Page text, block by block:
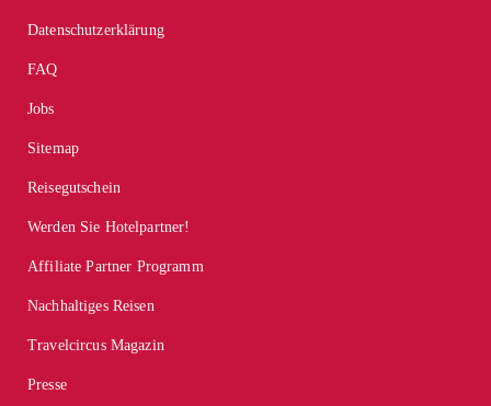
Datenschutzerklärung
FAQ
Jobs
Sitemap
Reisegutschein
Werden Sie Hotelpartner!
Affiliate Partner Programm
Nachhaltiges Reisen
Travelcircus Magazin
Presse